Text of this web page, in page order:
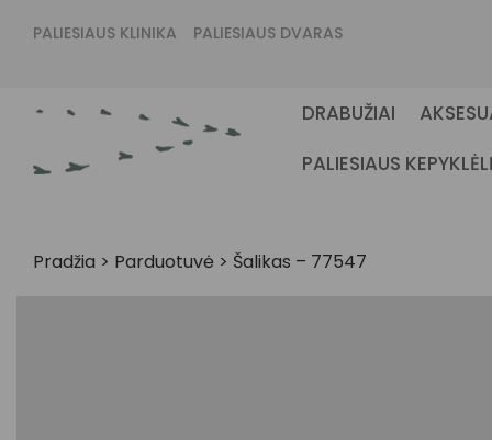
PALIESIAUS KLINIKA PALIESIAUS DVARAS
DRABUŽIAI
PALIESIAUS
Pradžia > Parduotuvė > Šalikas – 77547